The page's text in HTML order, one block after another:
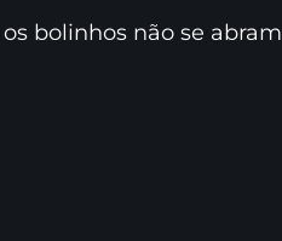
bolinhos não se abram